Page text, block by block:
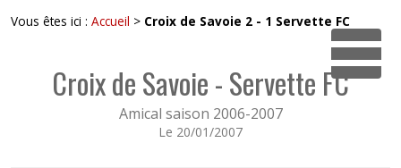
INSTAGRAM
Vous êtes ici : Accueil > Croix de Savoie 2 - 1 Servette FC
Croix de Savoie - Servette FC
Amical saison 2006-2007
Le 20/01/2007